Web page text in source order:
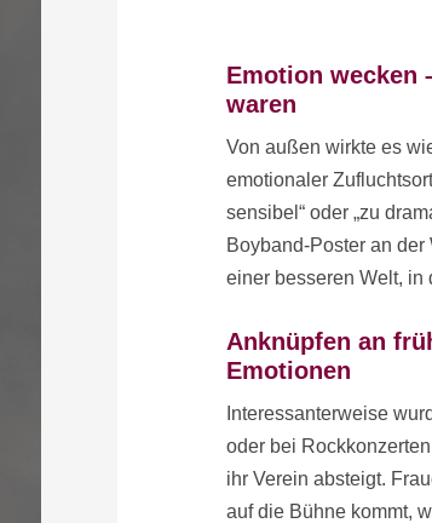
Emotion wecken
waren
Von außen wirkte es
emotionaler
sensibel“ oder „zu
Boyband-Poster an
einer besseren Welt, in
Anknüpfen an
Emotionen
Interessanterweise
oder bei
ihr Verein absteigt.
auf die Bühne kommt,